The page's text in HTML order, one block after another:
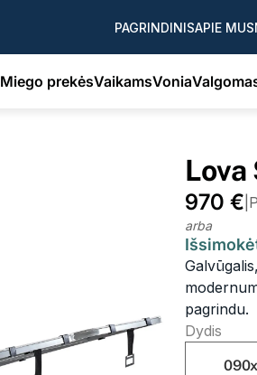
PAGRINDINISAPIE MUS
Miego prekėsVaikamsVonia
Lova
970 €
arba
pagrindu.
Dydis